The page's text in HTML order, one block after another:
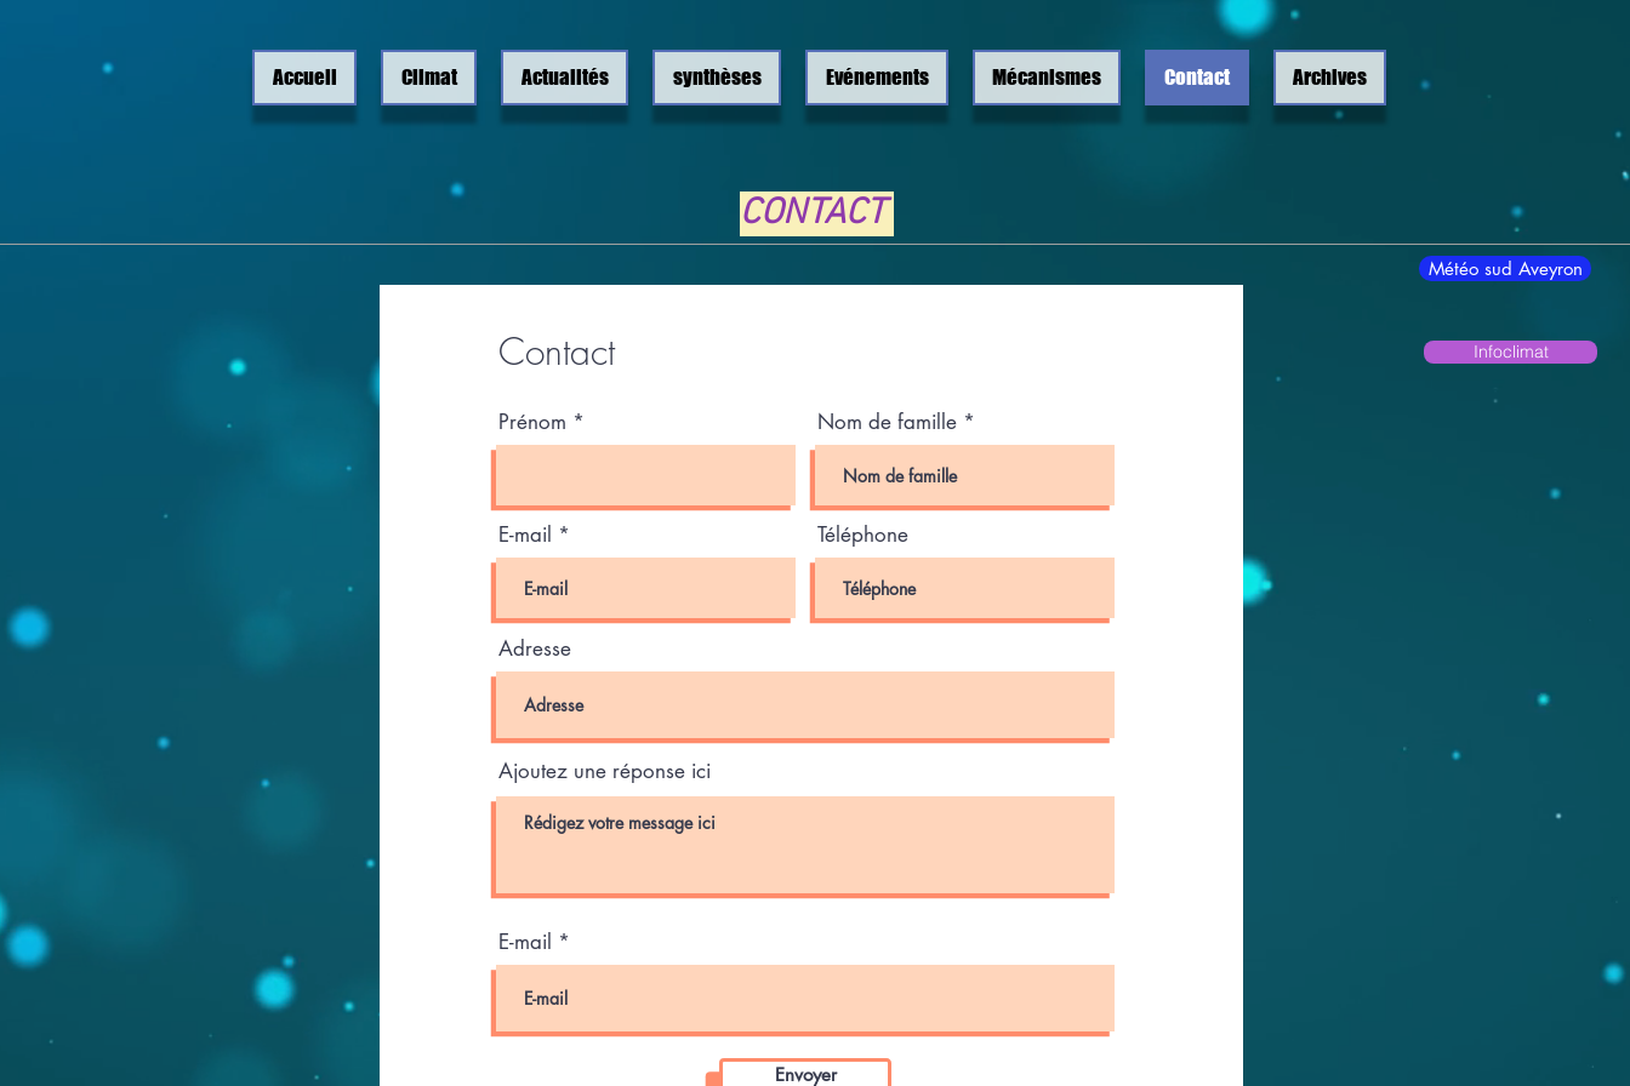
Accueil Climat Actualités synthèses Evénements Mécanismes Contact Archives
CONTACT
Contact
Prénom Nom de famille
E-mail Téléphone
Adresse
Ajoutez une réponse ici
E-mail
Envoyer
Infoclimat
Météo sud Aveyron